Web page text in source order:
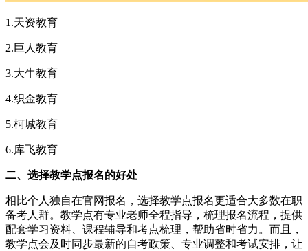
1.天资教育
2.巨人教育
3.大牛教育
4.织金教育
5.柯城教育
6.库飞教育
二、选择教学点报名的好处
相比个人独自在官网报名，选择教学点报名更适合大多数在职
备考人群。教学点有专业老师全程指导，梳理报名流程，提供
配套学习资料、课程辅导和考点梳理，帮助省时省力。而且，
教学点会及时同步最新的自考政策、专业调整和考试安排，让